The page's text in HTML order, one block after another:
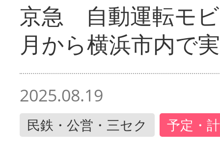
京急 自動運転モ
月から横浜市内で
2025.08.19
民鉄・公営・三セク 予定・